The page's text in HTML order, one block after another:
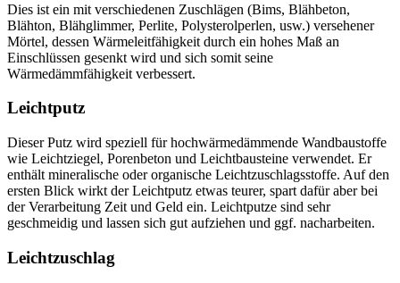
Dies ist ein mit verschiedenen Zuschlägen (Bims, Blähbeton,
Blähton, Blähglimmer, Perlite, Polysterolperlen, usw.) versehener
Mörtel, dessen Wärmeleitfähigkeit durch ein hohes Maß an
Einschlüssen gesenkt wird und sich somit seine
Wärmedämmfähigkeit verbessert.
Leichtputz
Dieser Putz wird speziell für hochwärmedämmende Wandbaustoffe
wie Leichtziegel, Porenbeton und Leichtbausteine verwendet. Er
enthält mineralische oder organische Leichtzuschlagsstoffe. Auf den
ersten Blick wirkt der Leichtputz etwas teurer, spart dafür aber bei
der Verarbeitung Zeit und Geld ein. Leichtputze sind sehr
geschmeidig und lassen sich gut aufziehen und ggf. nacharbeiten.
Leichtzuschlag